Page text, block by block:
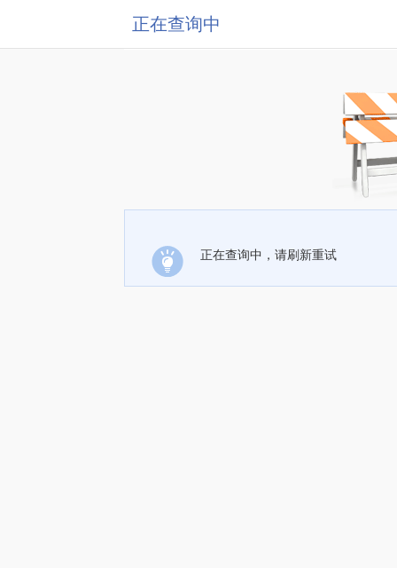
正在查询中
正在查询中，请刷新重试